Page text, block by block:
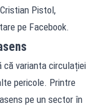
Pistol,
pe Facebook.
că varianta circulației
pericole. Printre
pe un sector în